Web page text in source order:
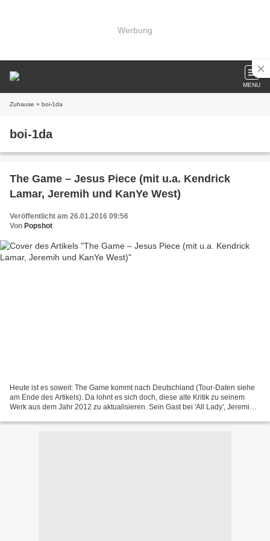
Werbung
MENU
Zuhause » boi-1da
boi-1da
The Game – Jesus Piece (mit u.a. Kendrick
Lamar, Jeremih und KanYe West)
Veröffentlicht am 26.01.2016 09:56
Von Popshot
Heute ist es soweit: The Game kommt nach Deutschland (Tour-Daten siehe
am Ende des Artikels). Da lohnt es sich doch, diese alte Kritik zu seinem
Werk aus dem Jahr 2012 zu aktualisieren. Sein Gast bei 'All Lady', Jeremih,